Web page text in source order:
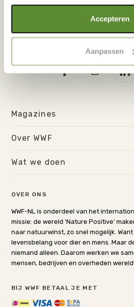
Als je op "Alle cookies accepteren"
met een optimaal gebruik van de
"selectie toestaan" of "alleen
wel gevolgen kan hebben voor de
van de website. Voor meer inzage
Accepteren
Aanpassen
VOLG WWF OOK OP
OVER ONS
WWF-NL is onderdeel van het
missie: de wereld 'Nature Positive'
naar natuurwinst, zo snel mogelijk.
levensbelang voor dier en mens. Maar
niemand alleen. Daarom werken we
mensen, bedrijven en overheden
BIJ WWF BETAAL JE MET
Magazines
Over WWF
Wat we doen